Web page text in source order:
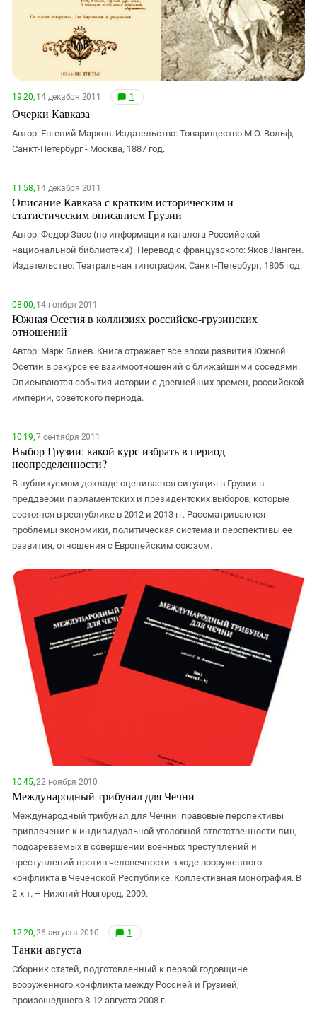
19:20,14 декабря 2011 1
Очерки Кавказа
Автор: Евгений Марков. Издательство: Товарищество М.О. Вольф,
Санкт-Петербург - Москва, 1887 год.
11:58,14 декабря 2011
Описание Кавказа с кратким историческим и
статистическим описанием Грузии
Автор: Федор Засс (по информации каталога Российской
национальной библиотеки). Перевод с французского: Яков Ланген.
Издательство: Театральная типография, Санкт-Петербург, 1805 год.
08:00,14 ноября 2011
Южная Осетия в коллизиях российско-грузинских
отношений
Автор: Марк Блиев. Книга отражает все эпохи развития Южной
Осетии в ракурсе ее взаимоотношений с ближайшими соседями.
Описываются события истории с древнейших времен, российской
империи, советского периода.
10:19,7 сентября 2011
Выбор Грузии: какой курс избрать в период
неопределенности?
В публикуемом докладе оценивается ситуация в Грузии в
преддверии парламентских и президентских выборов, которые
состоятся в республике в 2012 и 2013 гг. Рассматриваются
проблемы экономики, политическая система и перспективы ее
развития, отношения c Европейским союзом.
10:45,22 ноября 2010
Международный трибунал для Чечни
Международный трибунал для Чечни: правовые перспективы
привлечения к индивидуальной уголовной ответственности лиц,
подозреваемых в совершении военных преступлений и
преступлений против человечности в ходе вооруженного
конфликта в Чеченской Республике. Коллективная монография. В
2-х т. – Нижний Новгород, 2009.
12:20,26 августа 2010 1
Танки августа
Сборник статей, подготовленный к первой годовщине
вооруженного конфликта между Россией и Грузией,
произошедшего 8-12 августа 2008 г.